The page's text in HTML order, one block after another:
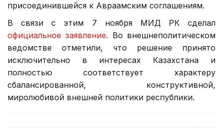
присоединившейся к Авраамским соглашениям.
В связи с этим 7 ноября МИД РК сделал
официальное заявление. Во внешнеполитическом
ведомстве отметили, что решение принято
исключительно в интересах Казахстана и
полностью соответствует характеру
сбалансированной, конструктивной,
миролюбивой внешней политики республики.